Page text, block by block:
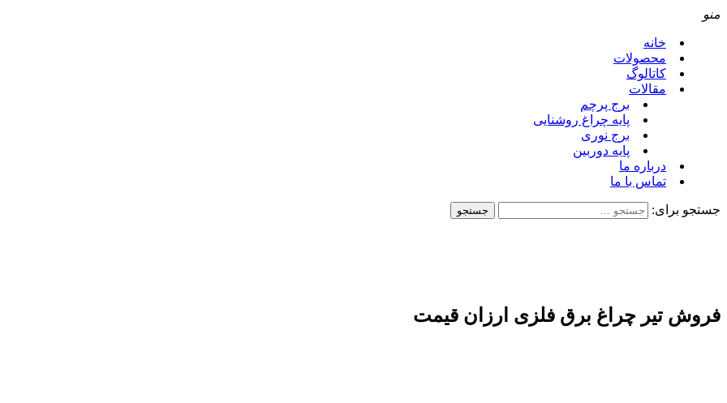
منو
خانه
محصولات
کاتالوگ
مقالات
برج پرچم
پایه چراغ روشنایی
برج نوری
پایه دوربین
درباره ما
تماس با ما
جستجو برای:
فروش تیر چراغ برق فلزی ارزان قیمت